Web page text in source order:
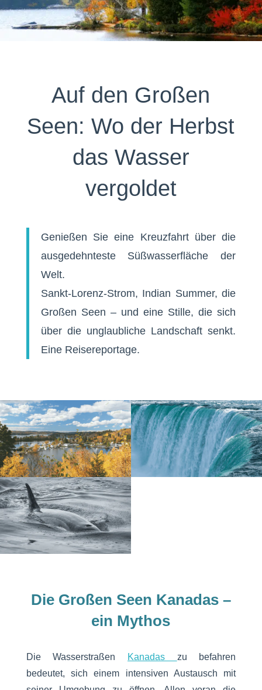
Auf den Großen
Seen: Wo der Herbst
das Wasser
vergoldet
Genießen Sie eine Kreuzfahrt über die
ausgedehnteste Süßwasserfläche der
Welt.
Sankt-Lorenz-Strom, Indian Summer, die
Großen Seen – und eine Stille, die sich
über die unglaubliche Landschaft senkt.
Eine Reisereportage.
Die Großen Seen Kanadas –
ein Mythos
Die Wasserstraßen Kanadas zu befahren
bedeutet, sich einem intensiven Austausch mit